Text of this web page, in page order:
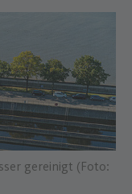
gereinigt (Foto: